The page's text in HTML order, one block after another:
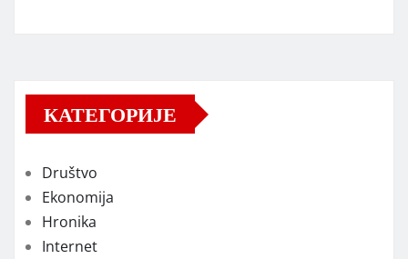
КАТЕГОРИЈЕ
Društvo
Ekonomija
Hronika
Internet